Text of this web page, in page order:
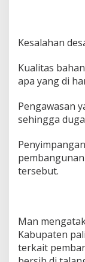
Kesalahan
Kualitas
apa yang di
Pengawasan
sehingga
tersebut.
Man
Kabupaten
terkait